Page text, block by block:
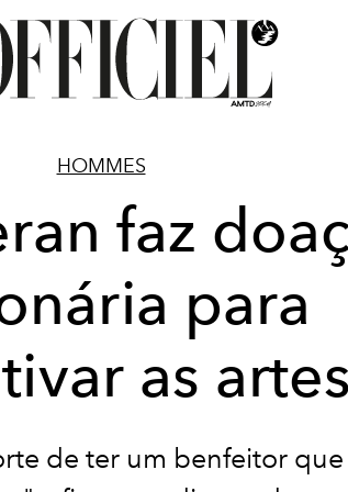
HOMMES
faz
para
as artes
de ter um benfeitor